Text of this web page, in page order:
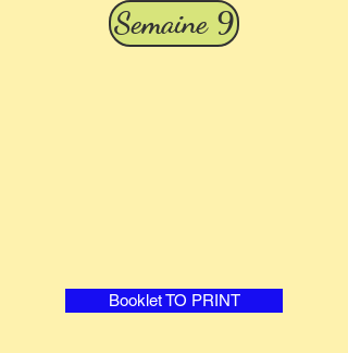
Semaine 9
Booklet TO PRINT